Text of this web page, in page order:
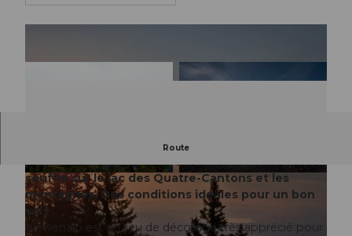
© Simon Imhof Fotografie |CC-BY © CC-BY
Route
Sur la Klewenalp, les conditions de vol sont
parfaites et offrent en outre une vue à couper le
souffle sur le lac des Quatre-Cantons et les
montagnes. Des conditions idéales pour un bon
vol !
Klewenalp est un lieu de décollage très apprécié pour